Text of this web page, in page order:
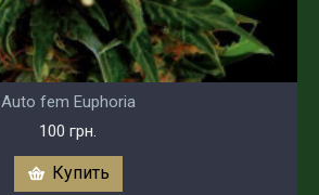
Auto fem Euphoria
100 грн.
Купить